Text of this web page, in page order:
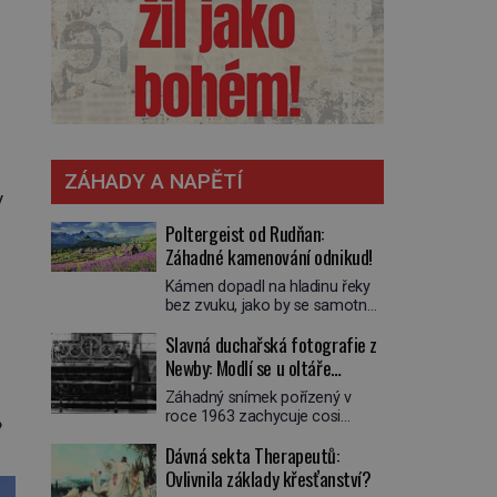
ZÁHADY A NAPĚTÍ
Poltergeist od Rudňan:
Záhadné kamenování odnikud!
Kámen dopadl na hladinu řeky
bez zvuku, jako by se samotná
chlapců bolestně strhl ruku, ale
další úder ho zasáhl dříve, než si
vůbec uvědomil pohyb: tiše,
nelidsky přesně. „Odkud…?“
zachrčel starší student, ale v
kdo by po nich mohl cokoliv
házet. A když se […]
Slavná duchařská fotografie z
Newby: Modlí se u oltáře
přízračný mnich?
Záhadný snímek pořízený v
roce 1963 zachycuje cosi
poloprůhledná postava stojící u
oltáře je duch mnicha ze 16.
století s bílým závojem přes
Dávná sekta Therapeutů:
Ovlivnila základy křesťanství?